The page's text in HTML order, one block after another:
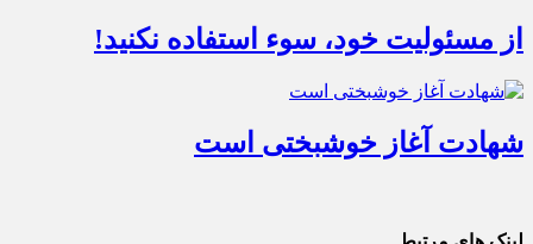
از مسئولیت خود، سوء استفاده نکنید!
شهادت آغاز خوشبختی است